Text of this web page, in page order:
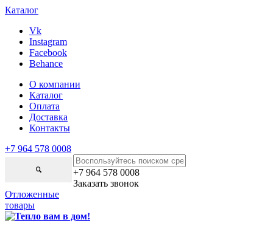
Каталог
Vk
Instagram
Facebook
Behance
О компании
Каталог
Оплата
Доставка
Контакты
+7 964 578 0008
+7 964 578 0008
Заказать звонок
Отложенные
товары